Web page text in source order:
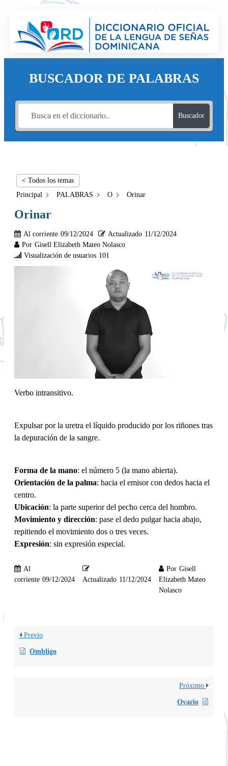
BUSCADOR DE PALABRAS
Buscador
< Todos los temas
Principal
PALABRAS O Orinar
Orinar
Al corriente 09/12/2024 Actualizado 11/12/2024
Por Gisell Elizabeth Mateo Nolasco
Visualización de usuarios 101
Verbo intransitivo.
Expulsar por la uretra el líquido producido por los riñones tras
la depuración de la sangre.
Forma de la mano: el número 5 (la mano abierta).
Orientación de la palma: hacia el emisor con dedos hacia el
centro.
Ubicación: la parte superior del pecho cerca del hombro.
Movimiento y dirección: pase el dedo pulgar hacia abajo,
repitiendo el movimiento dos o tres veces.
Expresión: sin expresión especial.
Al
corriente 09/12/2024 Actualizado 11/12/2024
Por Gisell
Elizabeth Mateo
Nolasco
Previo
Ombligo
Próximo
Ovario